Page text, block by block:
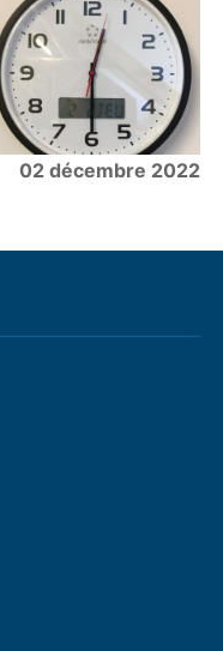
02 décembre 2022